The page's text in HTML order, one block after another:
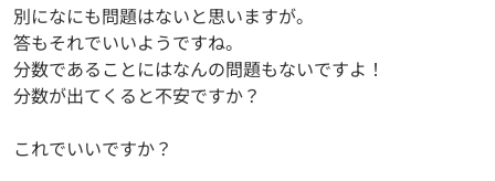
別になにも問題はないと思いますが。
答もそれでいいようですね。
分数であることにはなんの問題もないですよ！
分数が出てくると不安ですか？
これでいいですか？